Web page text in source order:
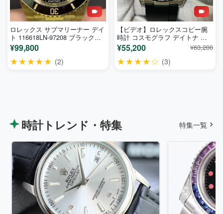
ロレックス サブマリーナー デイ
ト 116618LN-97208 ブラック
CLEAN工場
¥99,800
★★★★★ (2)
【ビデオ】ロレックスコピー腕
時計 コスモグラフ デイトナ メ
テオライト 116519LN-1
¥55,200 ¥63,200
★★★★☆ (3)
時計トレンド・特集 特集一覧